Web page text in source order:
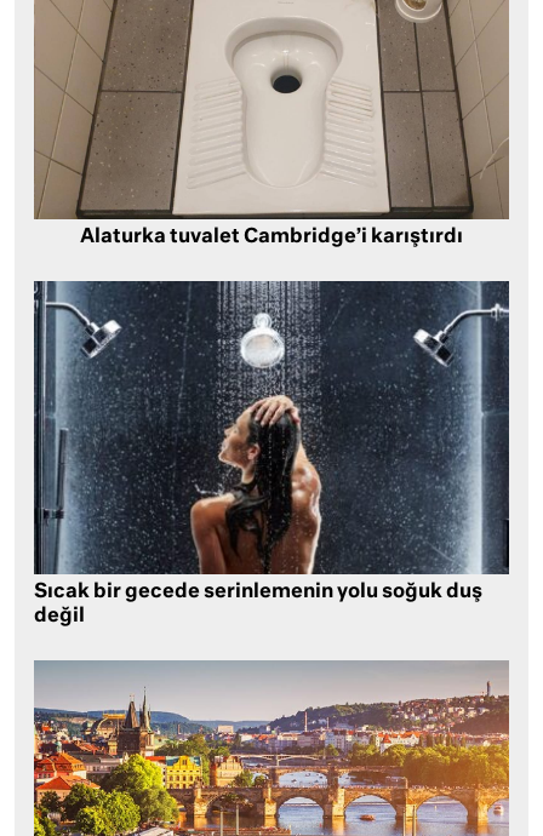
Alaturka tuvalet Cambridge’i karıştırdı
Sıcak bir gecede serinlemenin yolu soğuk duş
değil